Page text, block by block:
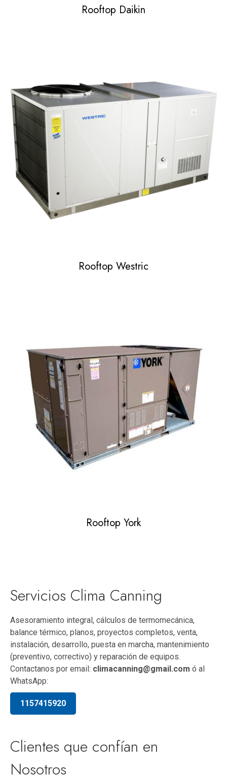
Rooftop Daikin
Rooftop Westric
Rooftop York
Servicios Clima Canning
Asesoramiento integral, cálculos de termomecánica,
balance térmico, planos, proyectos completos, venta,
instalación, desarrollo, puesta en marcha, mantenimiento
(preventivo, correctivo) y reparación de equipos.
Contactanos por email: climacanning@gmail.com ó al
WhatsApp:
1157415920
Clientes que confían en
Nosotros